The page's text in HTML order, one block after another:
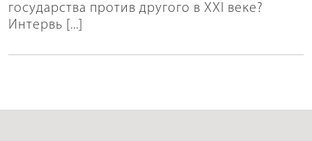
государства против другого в ХХІ веке?
Интервь [...]